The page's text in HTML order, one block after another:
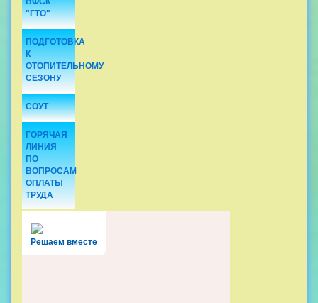
"ГТО"
ПОДГОТОВКА
К
ОТОПИТЕЛЬНОМУ
СЕЗОНУ
СОУТ
ГОРЯЧАЯ
ЛИНИЯ
ПО
ВОПРОСАМ
ОПЛАТЫ
ТРУДА
Решаем вместе